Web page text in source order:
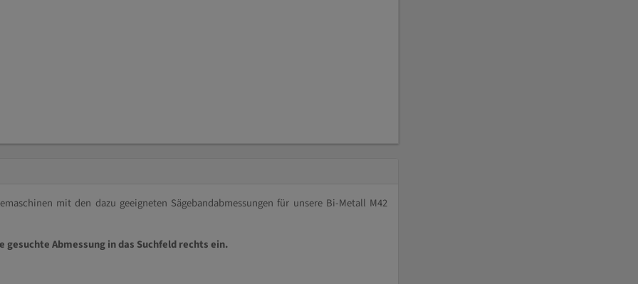
mit den dazu geeigneten Sägebandabmessungen für unsere Bi-Metall M42
Abmessung in das Suchfeld rechts ein.